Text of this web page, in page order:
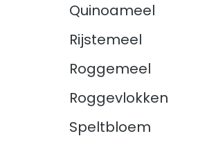
Quinoameel
Rijstemeel
Roggemeel
Roggevlokken
Speltbloem